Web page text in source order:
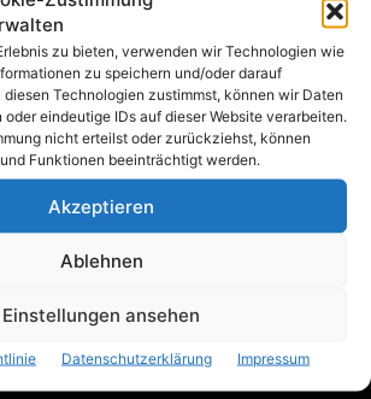
zu bieten, verwenden wir Technologien wie
zu speichern und/oder darauf
diesen Technologien zustimmst, können wir Daten
eindeutige IDs auf dieser Website verarbeiten.
nicht erteilst oder zurückziehst, können
Funktionen beeinträchtigt werden.
Akzeptieren
Ablehnen
Einstellungen ansehen
Datenschutzerklärung Impressum
Tulpenfest läutet Frühling in Potsdam
ein
16. April 2026
Familien-Paradies an der Adria
dein Zuhause